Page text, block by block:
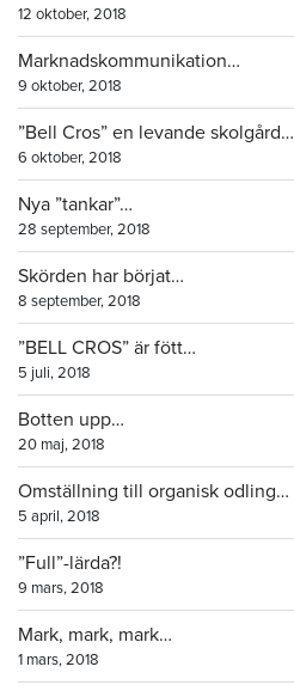
12 oktober, 2018
Marknadskommunikation…
9 oktober, 2018
”Bell Cros” en levande skolgård…
6 oktober, 2018
Nya ”tankar”…
28 september, 2018
Skörden har börjat…
8 september, 2018
”BELL CROS” är fött…
5 juli, 2018
Botten upp…
20 maj, 2018
Omställning till organisk odling…
5 april, 2018
”Full”-lärda?!
9 mars, 2018
Mark, mark, mark…
1 mars, 2018